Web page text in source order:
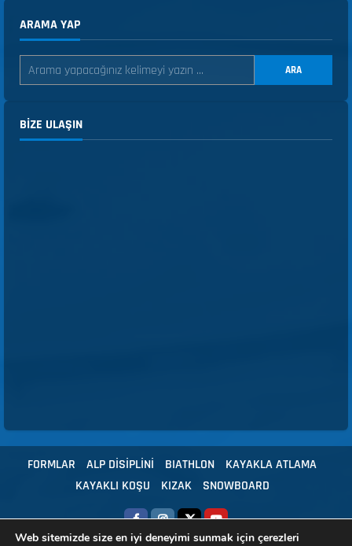
ARAMA YAP
ARA
BIZE ULAŞIN
FORMLAR ALP DİSİPLİNİ BIATHLON
KAYAKLA ATLAMA
KAYAKLI KOŞU
KIZAK SNOWBOARD
Web sitemizde size en iyi deneyimi sunmak için çerezleri